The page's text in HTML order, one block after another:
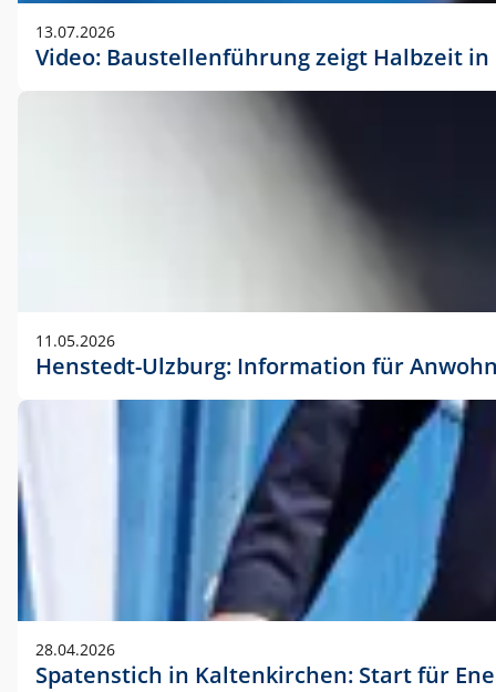
13.07.2026
Video: Baustellenführung zeigt Halbzeit
11.05.2026
Henstedt-Ulzburg: Information für
28.04.2026
Spatenstich in Kaltenkirchen: Start für